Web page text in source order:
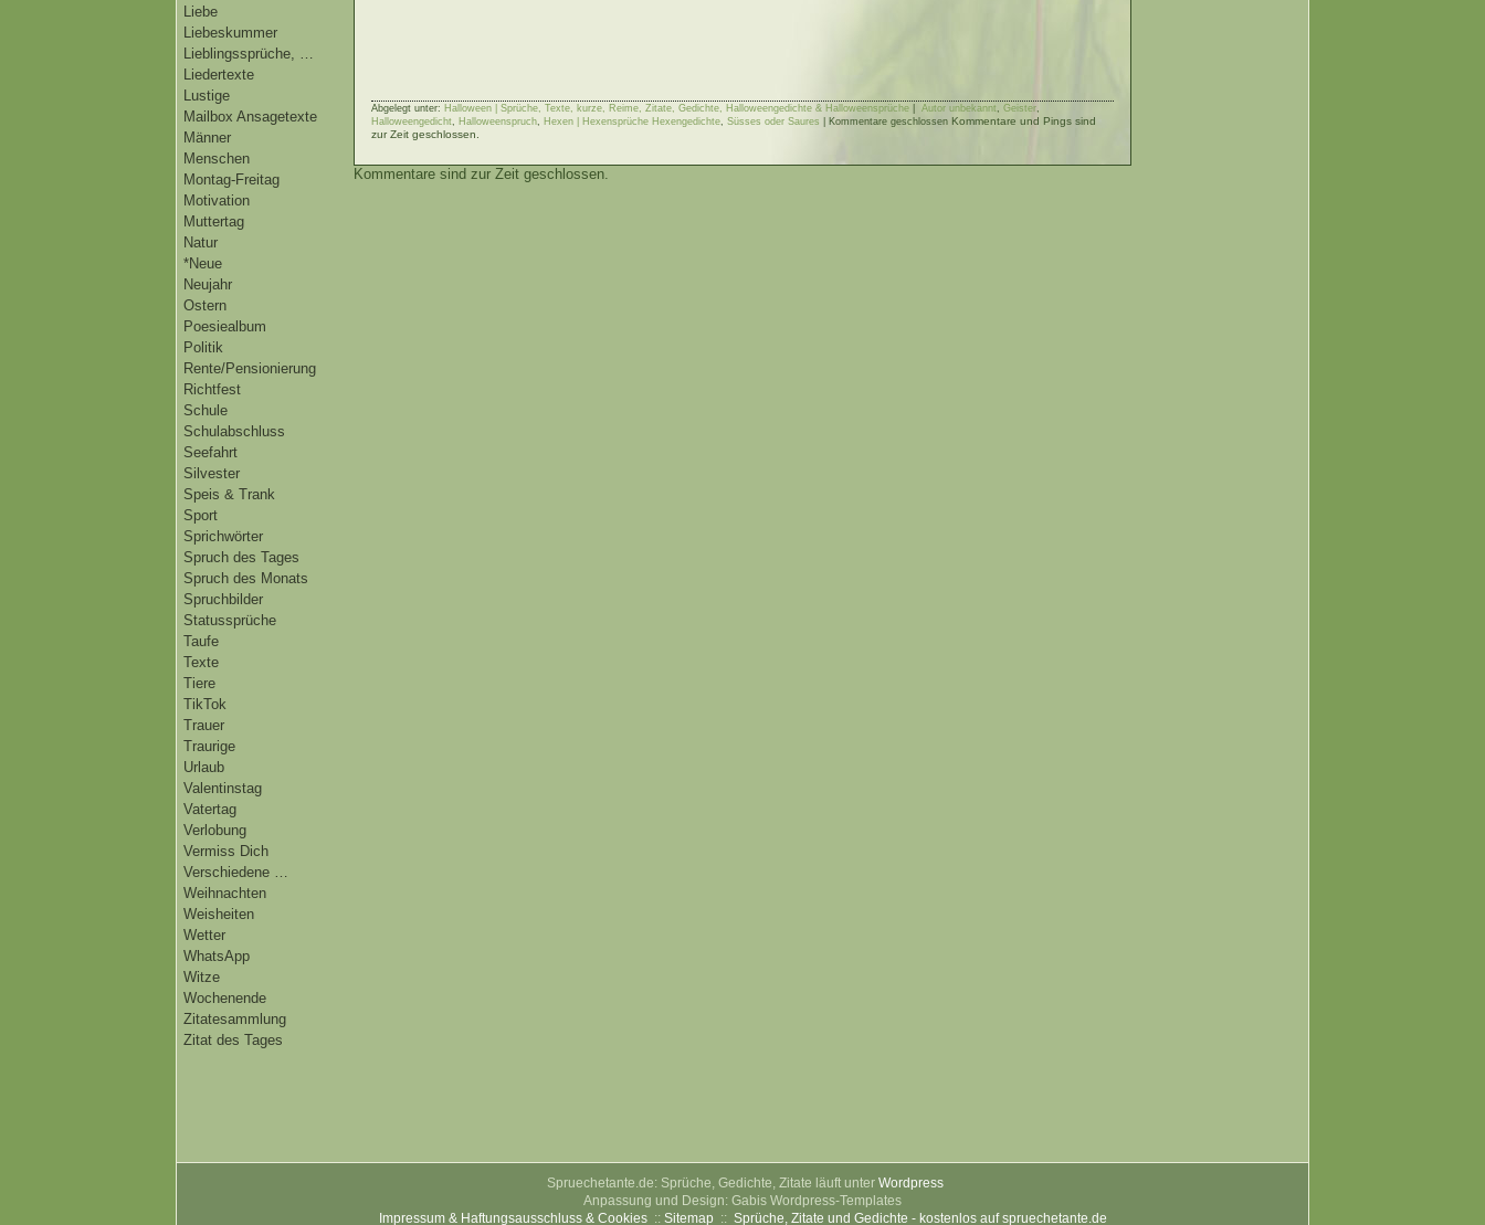
Liebe
Liebeskummer
Lieblingssprüche, …
Liedertexte
Lustige
Mailbox Ansagetexte
Männer
Menschen
Montag-Freitag
Motivation
Muttertag
Natur
*Neue
Neujahr
Ostern
Poesiealbum
Politik
Rente/Pensionierung
Richtfest
Schule
Schulabschluss
Seefahrt
Silvester
Speis & Trank
Sport
Sprichwörter
Spruch des Tages
Spruch des Monats
Spruchbilder
Statussprüche
Taufe
Texte
Tiere
TikTok
Trauer
Traurige
Urlaub
Valentinstag
Vatertag
Verlobung
Vermiss Dich
Verschiedene …
Weihnachten
Weisheiten
Wetter
WhatsApp
Witze
Wochenende
Zitatesammlung
Zitat des Tages
Abgelegt unter: Halloween | Sprüche, Texte, kurze, Reime, Zitate, Gedichte, Halloweengedichte & Halloweensprüche Autor unbekannt Geister
Halloweengedicht
Halloweenspruch Hexen | Hexensprüche Hexengedichte Süsses oder Saures Kommentare geschlossen Kommentare und Pings sind
zur Zeit geschlossen.
Kommentare sind zur Zeit geschlossen.
Spruechetante.de: Sprüche, Gedichte, Zitate läuft unter Wordpress
Anpassung und Design: Gabis Wordpress-Templates
Impressum & Haftungsausschluss & Cookies:: Sitemap :: Sprüche, Zitate und Gedichte - kostenlos auf spruechetante.de